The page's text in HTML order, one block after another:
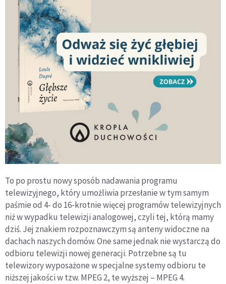
To po prostu nowy sposób nadawania programu
telewizyjnego, który umożliwia przesłanie w tym samym
paśmie od 4- do 16-krotnie więcej programów telewizyjnych
niż w wypadku telewizji analogowej, czyli tej, którą mamy
dziś. Jej znakiem rozpoznawczym są anteny widoczne na
dachach naszych domów. One same jednak nie wystarczą do
odbioru telewizji nowej generacji. Potrzebne są tu
telewizory wyposażone w specjalne systemy odbioru te
niższej jakości w tzw. MPEG 2, te wyższej – MPEG 4.